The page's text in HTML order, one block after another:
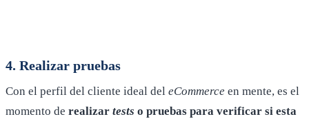
4. Realizar pruebas
Con el perfil del cliente ideal del eCommerce en mente, es el
momento de realizar tests o pruebas para verificar si esta